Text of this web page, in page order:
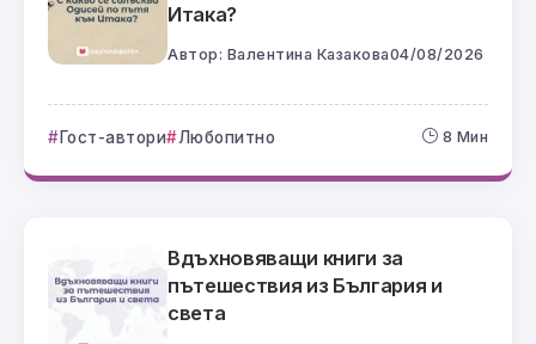
Итака?
Автор: Валентина Казакова04/08/2026
Гост-автори Любопитно 8 Мин
Вдъхновяващи книги за
пътешествия из България и
света